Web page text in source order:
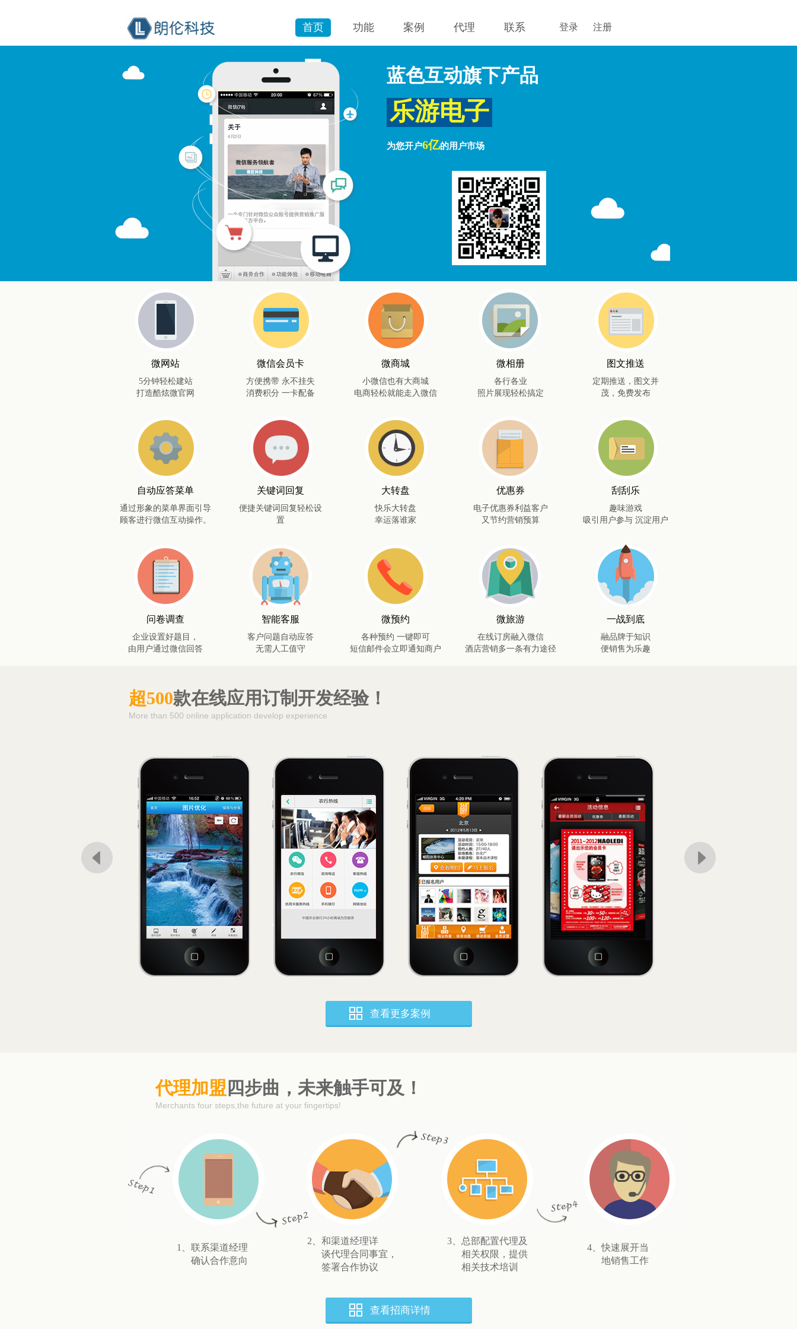
首页 功能 案例 代理 联系 登录 注册
蓝色互动旗下产品
乐游电子
为您开户6亿的用户市场
微网站
5分钟轻松建站
打造酷炫微官网
微信会员卡
方便携带 永不挂失
消费积分 一卡配备
微商城
小微信也有大商城
电商轻松就能走入微信
微相册
各行各业
照片展现轻松搞定
图文推送
定期推送，图文并
茂，免费发布
自动应答菜单
通过形象的菜单界面引导
顾客进行微信互动操作。
关键词回复
便捷关键词回复轻松设
置
大转盘
快乐大转盘
幸运落谁家
优惠券
电子优惠券利益客户
又节约营销预算
刮刮乐
趣味游戏
吸引用户参与 沉淀用户
问卷调查
企业设置好题目，
由用户通过微信回答
智能客服
客户问题自动应答
无需人工值守
微预约
各种预约 一键即可
短信邮件会立即通知商户
微旅游
在线订房融入微信
酒店营销多一条有力途径
一战到底
融品牌于知识
便销售为乐趣
超500款在线应用订制开发经验！
More than 500 online application develop experience
查看更多案例
代理加盟 四步曲，未来触手可及！
Merchants four steps,the future at your fingertips!
1、联系渠道经理
确认合作意向
2、和渠道经理详
谈代理合同事宜，
签署合作协议
3、总部配置代理及
相关权限，提供
相关技术培训
4、快速展开当
地销售工作
查看招商详情